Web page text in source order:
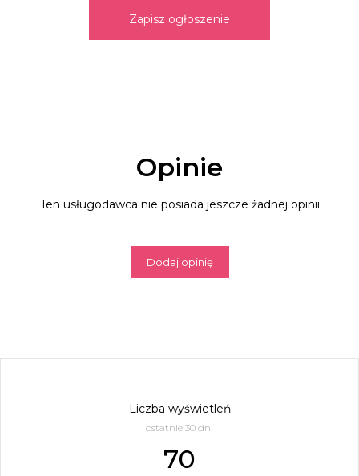
Zapisz ogłoszenie
Opinie
Ten usługodawca nie posiada jeszcze żadnej opinii
Dodaj opinię
Liczba wyświetleń
ostatnie 30 dni
70